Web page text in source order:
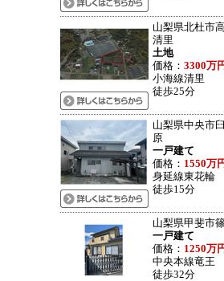
山梨県北杜市
清里
土地
価格： 3300万
小海線清里
徒歩25分
山梨県中央市
原
一戸建て
価格： 1550万
身延線東花輪
徒歩15分
山梨県甲斐市
一戸建て
価格： 1250万
中央本線竜王
徒歩32分